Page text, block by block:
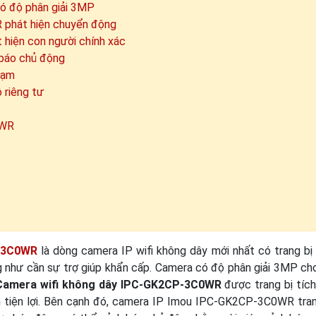
độ phân giải 3MP
phát hiện chuyển động
hiện con người chính xác
chủ động
riêng tư
là dòng camera IP wifi không dây mới nhất có trang
cần sự trợ giúp khẩn cấp. Camera có độ phân giải 3MP
wifi không dây IPC-GK2CP-3C0WRđược trang bị tích
lợi. Bên cạnh đó, camera IP Imou IPC-GK2CP-3C0WR